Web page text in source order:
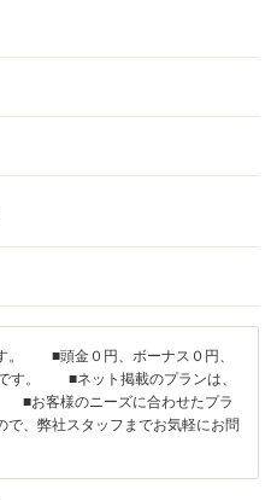
。 ■頭金０円、ボーナス０円、
す。 ■ネット掲載のプランは、
■お客様のニーズに合わせたプラ
で、弊社スタッフまでお気軽にお問